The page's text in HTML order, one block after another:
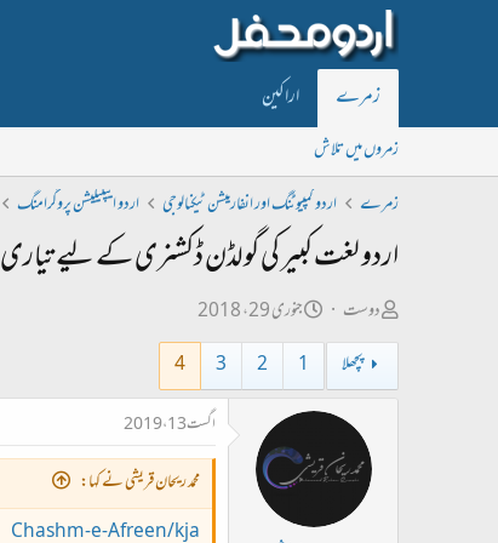
زمرے اراکین
زمروں میں تلاش
زمرے
اردو کمپیوٹنگ اور انفارمیشن ٹیکنالوجی اردو ایپلیکیشن پروگرامنگ
اردو لغت کبیر کی گولڈن ڈکشنری کے لیے تیاری
ص
ا
دوست
ت
ا
ر
ی
خ
ا
جنوری 29، 2018
پچھلا
1
2
3
4
اگست 13، 2019
محمد ریحان قریشی نے کہا:
Chashm-e-Afreen/kja